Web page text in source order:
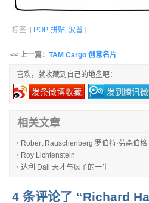
标签: [ POP, 拼贴, 波普 ]
<< 上一篇： TAM Cargo 创意名片
喜欢，就收藏到自己的地盘吧：
发条微博收藏 发到腾讯
相关文章
Robert Rauschenberg 罗伯特·劳森伯格
Roy Lichtenstein
达利 Dali 天才与疯子的一生
4 条评论了 “Richard